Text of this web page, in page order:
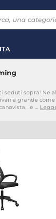
seduti sopra!
grande
le …